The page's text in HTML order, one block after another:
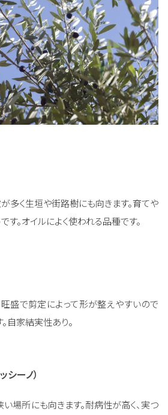
多く生垣や街路樹にも向きます。育てや
す。オイルによく使われる品種です。
盛で剪定によって形が整えやすいので
自家結実性あり。
シーノ）
い場所にも向きます。耐病性が高く、実つ